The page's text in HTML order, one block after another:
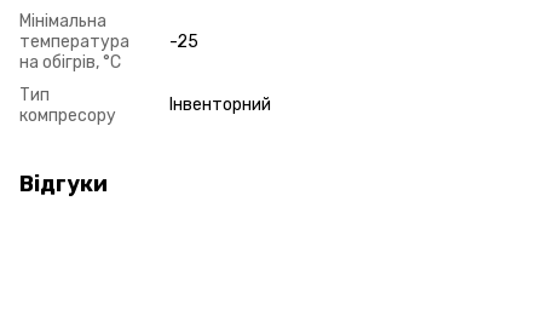
Мінімальна
температура
на обігрів, °C
-25
Тип
компресору
Інвенторний
Відгуки